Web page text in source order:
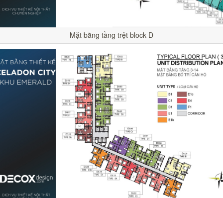
Mặt bằng tầng trệt block D